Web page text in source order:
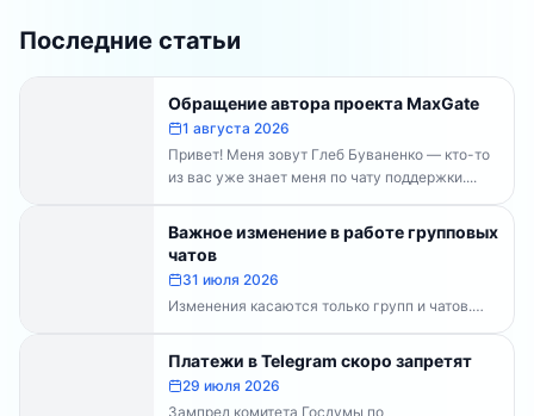
Последние статьи
Обращение автора проекта MaxGate
1 августа 2026
Привет! Меня зовут Глеб Буваненко — кто-то
из вас уже знает меня по чату поддержки....
Важное изменение в работе групповых
чатов
31 июля 2026
Изменения касаются только групп и чатов.
Каналы работают в прежнем режиме —
владельцам каналов делать...
Платежи в Telegram скоро запретят
29 июля 2026
Зампред комитета Госдумы по